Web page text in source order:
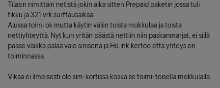
Tilasin nimittäin netistä jokin aika sitten Prepaid paketin jossa tuli
tikku ja 321 vrk surffausaikaa.
Alussa toimi ok mutta käytin väliin toista mokkulaa ja toista
nettiyhteyttä. Nyt kun yritän päästä nettiin niin paskanmarjat, ei sillä
pääse vaikka palaa valo sinisenä ja HiLink kertoo että yhteys on
toiminnassa.
Vikaa ei ilmeisesti ole sim-kortissa koska se toimii toisella mokkulalla.